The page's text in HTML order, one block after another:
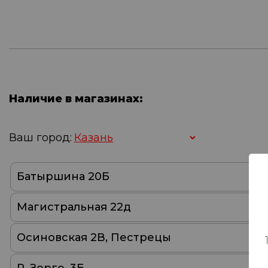
Наличие в магазинах:
Ваш город:
Батыршина 20Б
Магистральная 22д
Осиновская 2В, Пестрецы